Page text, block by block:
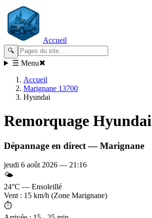
Accueil
🔍
☰ Menu✖
Accueil
Marignane 13700
Hyundai
Remorquage Hyundai
Dépannage en direct —Marignane
jeudi 6 août 2026 — 21:16
🌤️
24°C — Ensoleillé
Vent : 15 km/h (Zone Marignane)
⏱️